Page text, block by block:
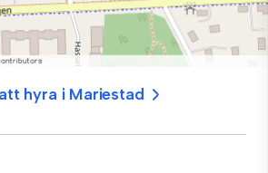
hyra i Mariestad